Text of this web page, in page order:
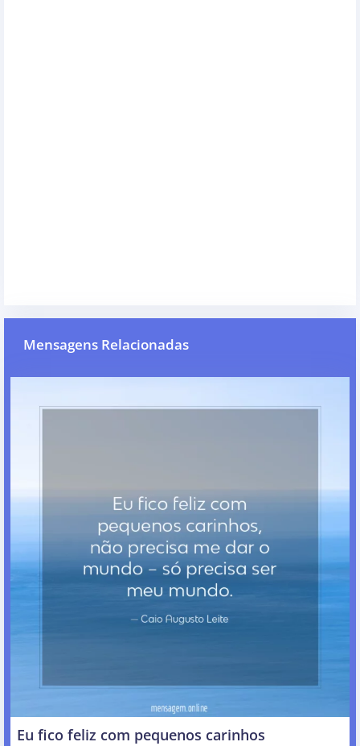
Mensagens Relacionadas
Eu fico feliz com pequenos carinhos